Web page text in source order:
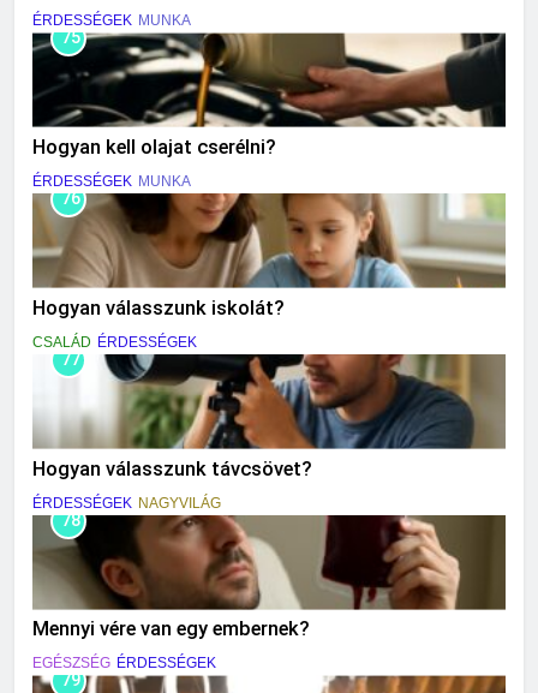
ÉRDESSÉGEK MUNKA
75
Hogyan kell olajat cserélni?
ÉRDESSÉGEK MUNKA
76
Hogyan válasszunk iskolát?
CSALÁD ÉRDESSÉGEK
77
Hogyan válasszunk távcsövet?
ÉRDESSÉGEK NAGYVILÁG
78
Mennyi vére van egy embernek?
EGÉSZSÉG ÉRDESSÉGEK
79